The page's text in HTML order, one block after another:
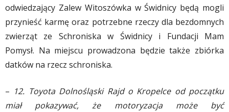
odwiedzający Zalew Witoszówka w Świdnicy będą mogli
przynieść karmę oraz potrzebne rzeczy dla bezdomnych
zwierząt ze Schroniska w Świdnicy i Fundacji Mam
Pomysł. Na miejscu prowadzona będzie także zbiórka
datków na rzecz schroniska.
– 12. Toyota Dolnośląski Rajd o Kropelce od początku
miał pokazywać, że motoryzacja może być